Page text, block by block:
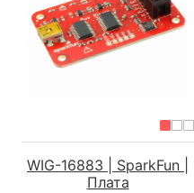
WIG-16883 | SparkFun |
Плата